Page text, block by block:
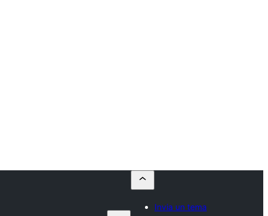
Invia un tema